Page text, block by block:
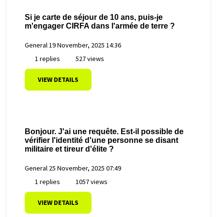
Si je carte de séjour de 10 ans, puis-je
m'engager CIRFA dans l'armée de terre ?
General19 November, 2025 14:36
1 replies
527 views
VIEW DETAILS
Bonjour. J'ai une requête. Est-il possible de
vérifier l'identité d'une personne se disant
militaire et tireur d'élite ?
General 25 November, 2025 07:49
1 replies
1057 views
VIEW DETAILS